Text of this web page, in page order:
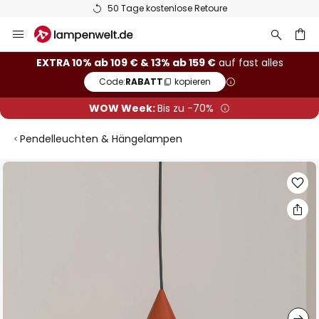
50 Tage kostenlose Retoure
Inhalt
springen
EXTRA 10% ab 109 € & 13% ab 159 €auf fast alles
Code:RABATT kopieren
WOW Week:Bis zu -70%
Pendelleuchten & Hängelampen
Zum